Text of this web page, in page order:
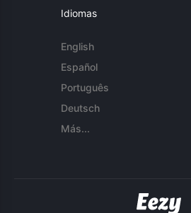
Idiomas
English
Español
Português
Deutsch
Más...